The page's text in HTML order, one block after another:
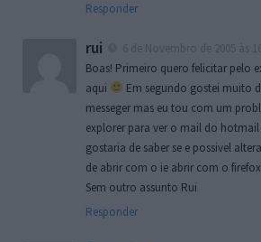
Responder
rui
Boas! Primeiro quero felicitar pelo
aqui
Em segundo gostei muito
messeger mas eu tou com um
explorer para ver o mail do hotmail
gostaria de saber se e possivel
de abrir com o ie abrir com o
Sem outro assunto Rui
Responder